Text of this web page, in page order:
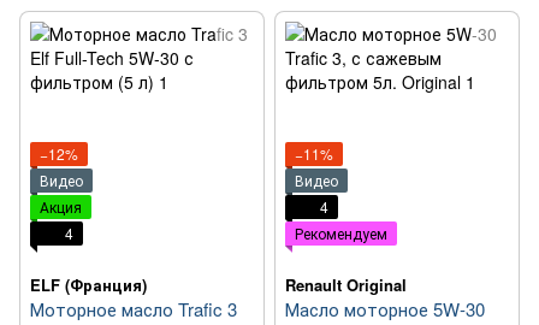
−12%
Видео
Акция
4
ELF (Франция)
Моторное масло Trafic 3
−11%
Видео
4
Рекомендуем
Renault Original
Масло моторное 5W-30